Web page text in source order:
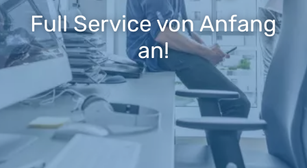
Full Service von Anfang
an!